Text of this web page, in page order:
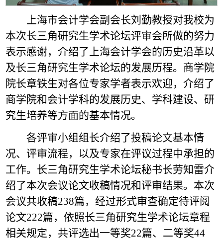
上海市会计学会副会长刘勤教授对我校为
本次长三角研究生学术论坛评审会所做的努力
表示感谢，介绍了上海会计学会的历史沿革以
及长三角研究生学术论坛的发展历程。商学院
院长章铁生对各位专家学者表示欢迎，介绍了
商学院和会计学科的发展历史、学科建设、研
究生培养等方面的基本情况。
各评审小组组长介绍了投稿论文基本情
况、评审流程，以及专家在评议过程中承担的
工作。长三角研究生学术论坛秘书长劳知雷介
绍了本次会议论文收稿情况和评审结果。本次
会议共收稿238篇，经过形式审查确定待评阅
论文222篇，依照长三角研究生学术论坛章程
相关规定，共评选出一等奖22篇、二等奖44